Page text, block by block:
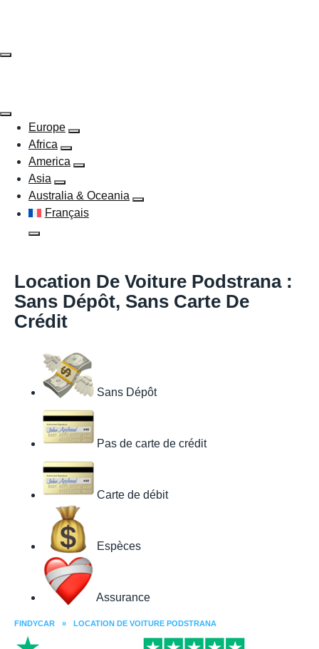
Europe
Africa
America
Asia
Australia & Oceania
Français
Location De Voiture Podstrana :
Sans Dépôt, Sans Carte De
Crédit
Sans Dépôt
Pas de carte de crédit
Carte de débit
Espèces
Assurance
FINDYCAR » LOCATION DE VOITURE PODSTRANA